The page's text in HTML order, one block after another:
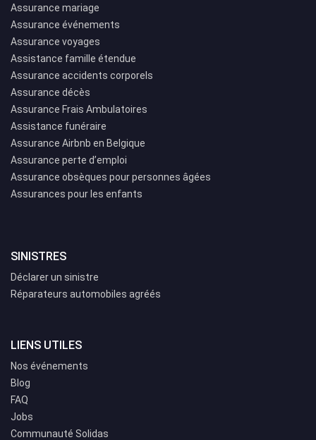
Assurance mariage
Assurance événements
Assurance voyages
Assistance famille étendue
Assurance accidents corporels
Assurance décès
Assurance Frais Ambulatoires
Assistance funéraire
Assurance Airbnb en Belgique
Assurance perte d’emploi
Assurance obsèques pour personnes âgées
Assurances pour les enfants
SINISTRES
Déclarer un sinistre
Réparateurs automobiles agréés
LIENS UTILES
Nos événements
Blog
FAQ
Jobs
Communauté Solidas